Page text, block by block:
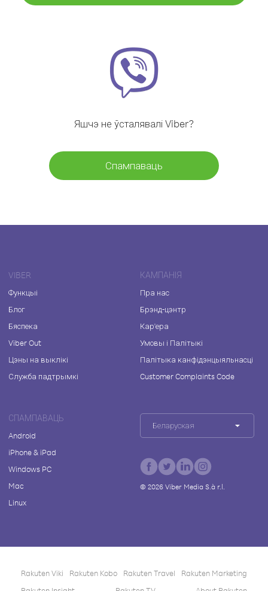
Яшчэ не ўсталявалі Viber?
Спампаваць
VIBER
Функцыі
Блог
Бяспека
Viber Out
Цэны на выклікі
Служба падтрымкі
КАМПАНІЯ
Пра нас
Брэнд-цэнтр
Кар'ера
Умовы і Палітыкі
Палітыка канфідэнцыяльнасці
Customer Complaints Code
СПАМПАВАЦЬ
Android
iPhone & iPad
Windows PC
Mac
Linux
Беларуская
© 2026Viber Media S.à r.l.
Rakuten Viki Rakuten Kobo Rakuten Travel
Rakuten Marketing